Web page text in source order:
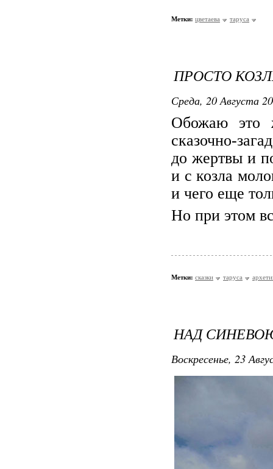
Метки: цветаева таруса
ПРОСТО
Среда, 20 Августа
Обожаю это
сказочно-
до жертвы и
и с козла
и чего еще
Но при этом
Метки: сказки таруса
НАД
Воскресенье, 23